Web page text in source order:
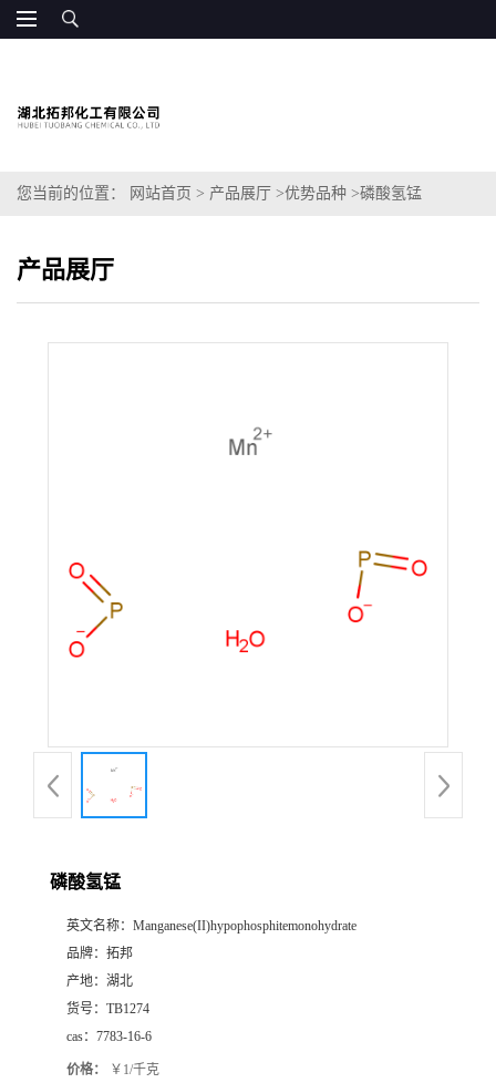
您当前的位置： 网站首页 > 产品展厅 >优势品种 >磷酸氢锰
产品展厅
磷酸氢锰
英文名称： Manganese(II)hypophosphitemonohydrate
品牌： 拓邦
产地： 湖北
货号： TB1274
cas： 7783-16-6
价格： ￥1/千克